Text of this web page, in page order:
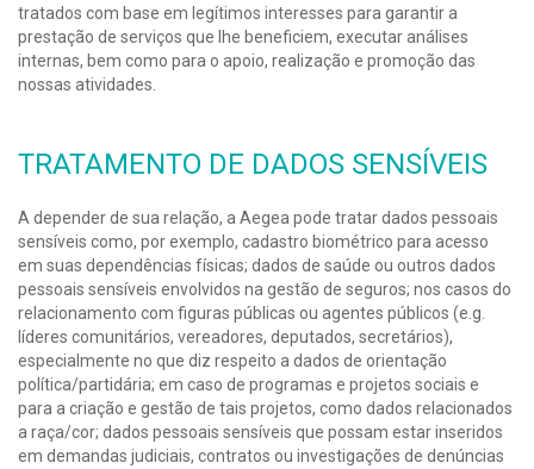
tratados com base em legítimos interesses para garantir a
prestação de serviços que lhe beneficiem, executar análises
internas, bem como para o apoio, realização e promoção das
nossas atividades.
TRATAMENTO DE DADOS SENSÍVEIS
A depender de sua relação, a Aegea pode tratar dados pessoais
sensíveis como, por exemplo, cadastro biométrico para acesso
em suas dependências físicas; dados de saúde ou outros dados
pessoais sensíveis envolvidos na gestão de seguros; nos casos do
relacionamento com figuras públicas ou agentes públicos (e.g.
líderes comunitários, vereadores, deputados, secretários),
especialmente no que diz respeito a dados de orientação
política/partidária; em caso de programas e projetos sociais e
para a criação e gestão de tais projetos, como dados relacionados
a raça/cor; dados pessoais sensíveis que possam estar inseridos
em demandas judiciais, contratos ou investigações de denúncias